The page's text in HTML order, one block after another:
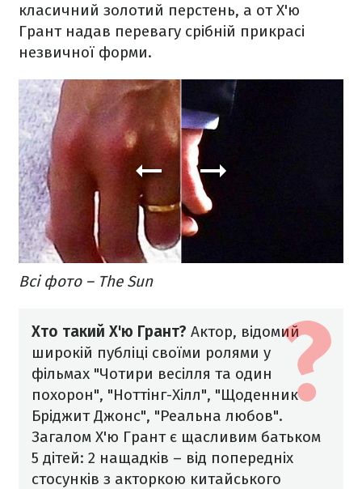
класичний золотий перстень, а от Х'ю
Грант надав перевагу срібній прикрасі
незвичної форми.
Всі фото – The Sun
Хто такий Х'ю Грант? Актор, відомий
широкій публіці своїми ролями у
фільмах "Чотири весілля та один
похорон", "Ноттінг-Хілл", "Щоденник
Бріджит Джонс", "Реальна любов".
Загалом Х'ю Грант є щасливим батьком
5 дітей: 2 нащадків – від попередніх
стосунків з акторкою китайського